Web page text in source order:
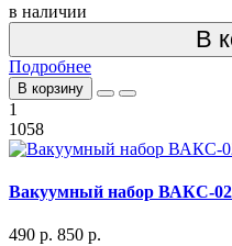
в наличии
В
Подробнее
В корзину
1
1058
Вакуумный набор ВАКС-
490 р. 850 р.